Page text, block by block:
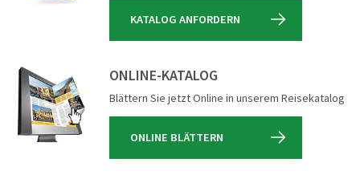
KATALOG ANFORDERN
ONLINE-KATALOG
Blättern Sie jetzt Online in unserem Reisekatalog
ONLINE BLÄTTERN